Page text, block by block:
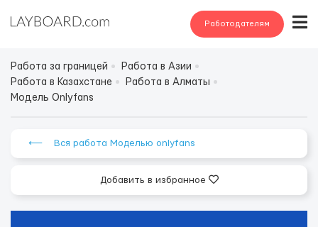
Работодателям
Работа за границей
Работа в Азии
Работа в Казахстане
Работа в Алматы
Модель Onlyfans
⟵ Вся работа Моделью onlyfans
Добавить в избранное